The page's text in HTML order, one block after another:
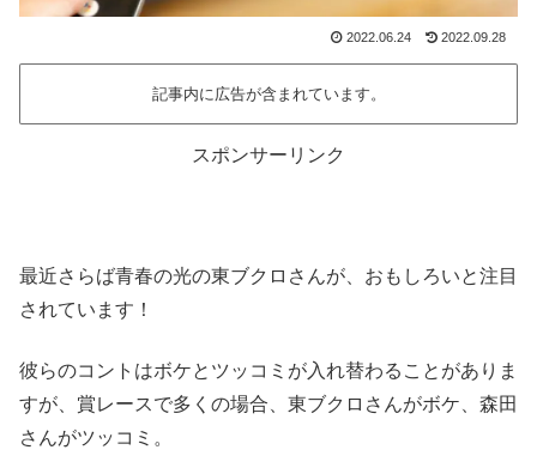
2022.06.24 2022.09.28
記事内に広告が含まれています。
スポンサーリンク
最近さらば青春の光の東ブクロさんが、おもしろいと注目
されています！
彼らのコントはボケとツッコミが入れ替わることがありま
すが、賞レースで多くの場合、東ブクロさんがボケ、森田
さんがツッコミ。